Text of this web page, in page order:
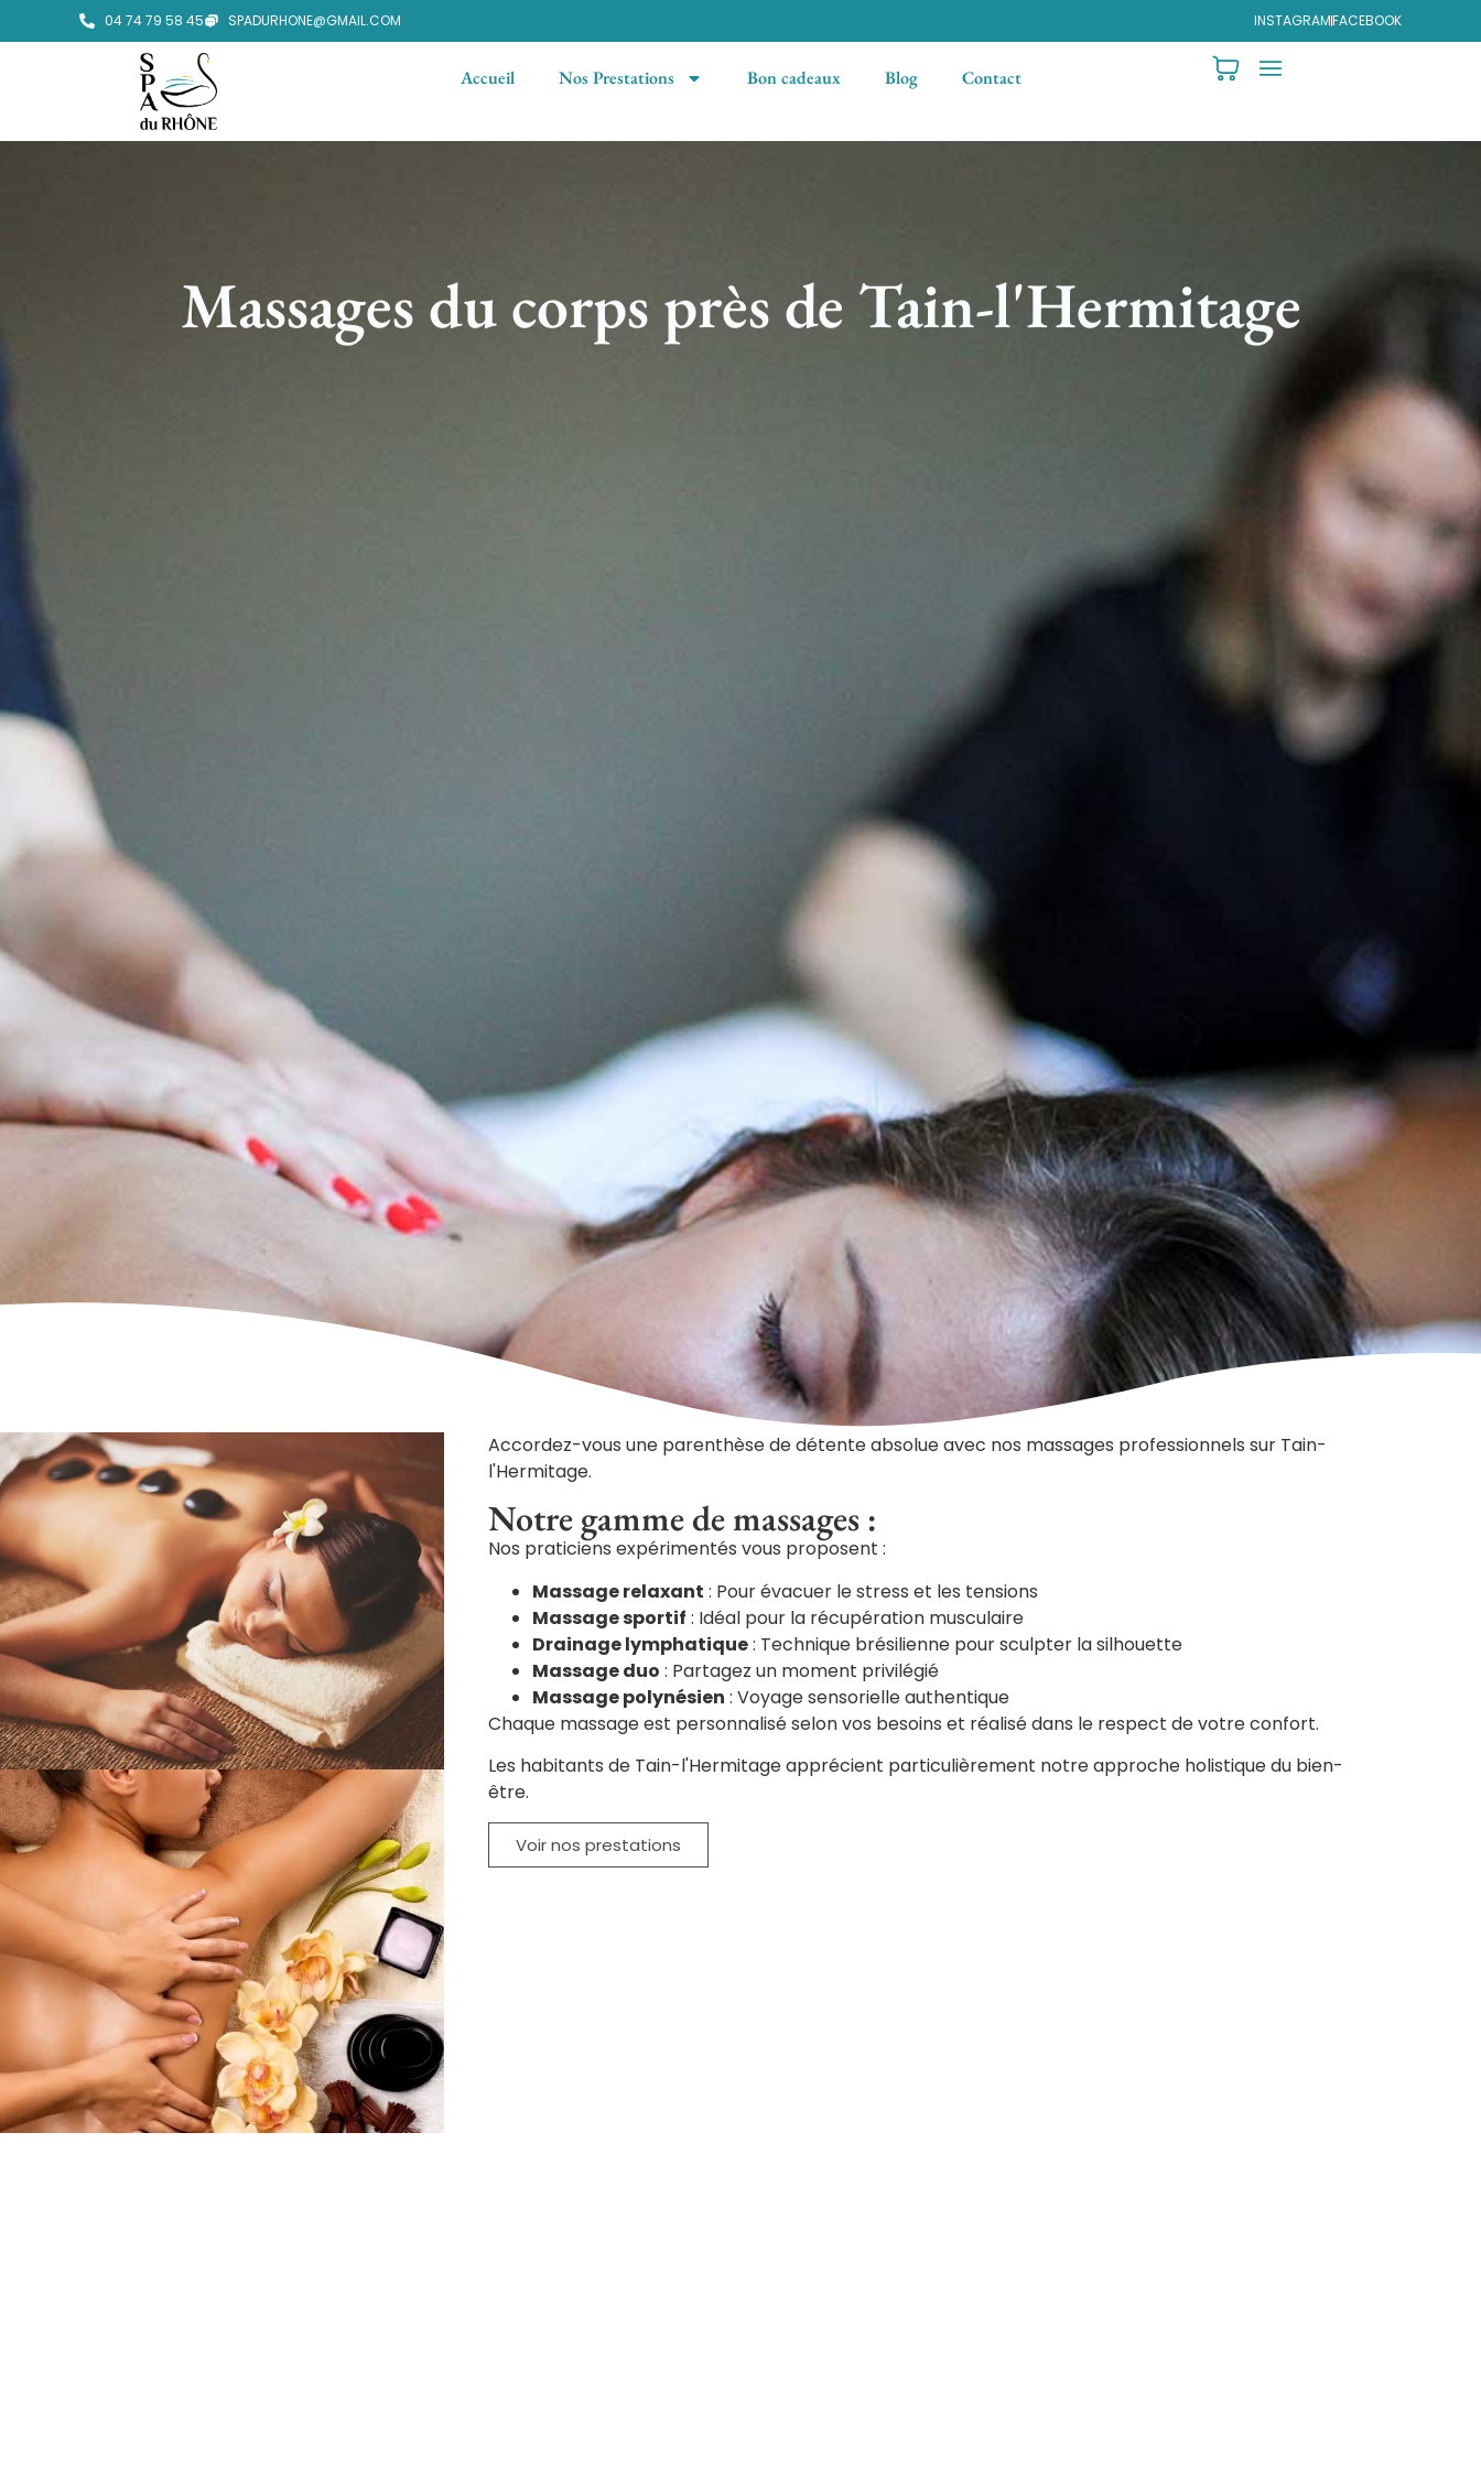
04 74 79 58 45 SPADURHONE@GMAIL.COM INSTAGRAMFACEBOOK
Accueil Nos Prestations Bon cadeaux Blog Contact
Massages du corps près de Tain-l'Hermitage
Accordez-vous une parenthèse de détente absolue avec nos massages professionnels sur Tain-
l'Hermitage.
Notre gamme de massages :
Nos praticiens expérimentés vous proposent :
Massage relaxant : Pour évacuer le stress et les tensions
Massage sportif : Idéal pour la récupération musculaire
Drainage lymphatique: Technique brésilienne pour sculpter la silhouette
Massage duo : Partagez un moment privilégié
Massage polynésien : Voyage sensorielle authentique
Chaque massage est personnalisé selon vos besoins et réalisé dans le respect de votre confort.
Les habitants de Tain-l'Hermitage apprécient particulièrement notre approche holistique du bien-
être.
Voir nos prestations